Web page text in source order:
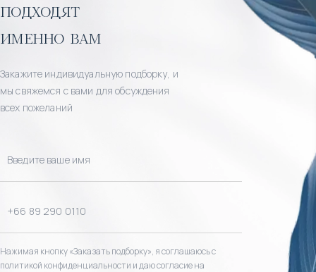
подходят
именно вам
Закажите индивидуальную подборку, и
мы свяжемся с вами для обсуждения
всех пожеланий
Нажимая кнопку «Заказать подборку», я соглашаюсь с
политикой конфиденциальности и даю согласие на